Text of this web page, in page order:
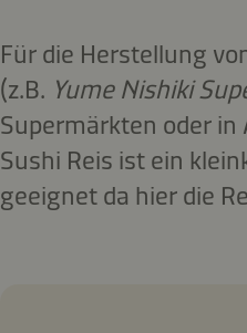
Für die Herstellung
(z.B. Yume Nishiki
Supermärkten oder in
Sushi Reis ist ein
geeignet da hier die